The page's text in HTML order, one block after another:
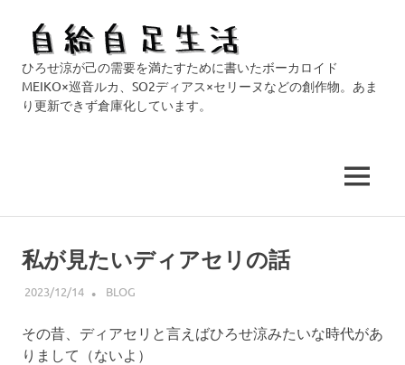
給
生
活
ひろせ涼が己の需要を満たすために書いたボーカロイド
MEIKO×巡音ルカ、SO2ディアス×セリーヌなどの創作物。あま
り更新できず倉庫化しています。
MENU
私が見たいディアセリの話
2023/12/14 HIROSERYO
BLOG
その昔、ディアセリと言えばひろせ涼みたいな時代があ
りまして（ないよ）